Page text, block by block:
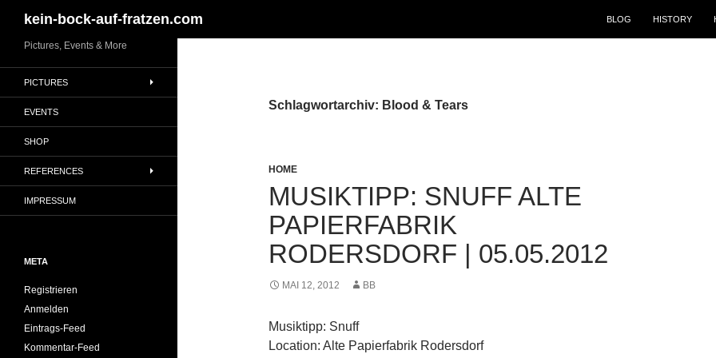
Inhalt
springen
kein-bock-auf-fratzen.com BLOG HISTORY
Schlagwortarchiv: Blood & Tears
HOME
MUSIKTIPP: SNUFF ALTE
PAPIERFABRIK
RODERSDORF | 05.05.2012
MAI 12, 2012 BB
Musiktipp: Snuff
Location: Alte Papierfabrik Rodersdorf
Pictures, Events & More
PICTURES
EVENTS
SHOP
REFERENCES
IMPRESSUM
META
Registrieren
Anmelden
Eintrags-Feed
Kommentar-Feed